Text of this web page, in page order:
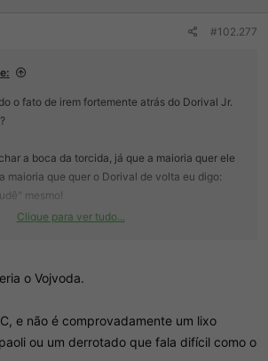
#102.277
o fato de irem fortemente atrás do Dorival Jr.
a boca da torcida, já que a maioria quer ele
maioria que quer o Dorival de volta eu digo:
mesmo!
o estádio e tira o peso das nossas costas!
é medíocre também e esquece rápido as
Clique para ver tudo...
o Vojvoda.
e não é comprovadamente um lixo
ou um derrotado que fala difícil como o